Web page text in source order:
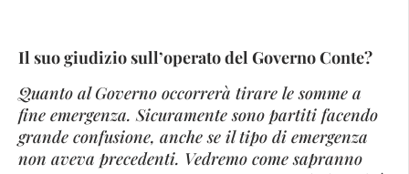
Il suo giudizio sull’operato del Governo Conte?
Quanto al Governo occorrerà tirare le somme a
fine emergenza. Sicuramente sono partiti facendo
grande confusione, anche se il tipo di emergenza
non aveva precedenti. Vedremo come sapranno